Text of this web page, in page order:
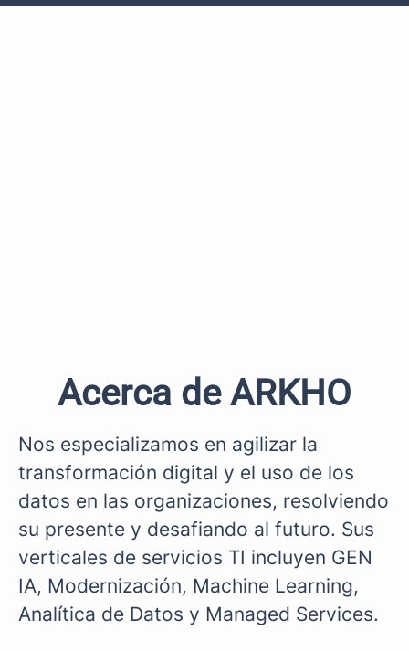
Acerca de ARKHO
Nos especializamos en agilizar la
transformación digital y el uso de los
datos en las organizaciones, resolviendo
su presente y desafiando al futuro. Sus
verticales de servicios TI incluyen GEN
IA, Modernización, Machine Learning,
Analítica de Datos y Managed Services.